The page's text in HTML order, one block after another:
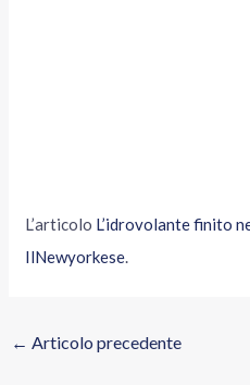
L’articolo L’idrovolante finito
IlNewyorkese
← Articolo precedente